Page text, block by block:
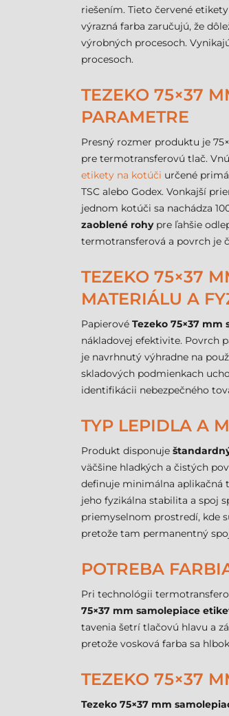
riešením. Tieto červené
výrazná farba zaručujú, že
výrobných procesoch.
procesoch.
TEZEKO 75×37
PARAMETRE
Presný rozmer produktu je
pre termotransferovú tlač.
etikety na kotúči určené
TSC alebo Godex. Vonkajší
jednom kotúči sa nachádza
zaoblené rohypre ľahšie
termotransferová a povrch je
TEZEKO 75×37
MATERIÁLU A
Papierové Tezeko 75×37
nákladovej efektivite. Povrch
je navrhnutý výhradne na
skladových podmienkach
identifikácii nebezpečného
TYP LEPIDLA A
Produkt disponuje
väčšine hladkých a čistých
definuje minimálna aplikačná
jeho fyzikálna stabilita a spoj
priemyselnom prostredí, kde
pretože tam permanentný
POTREBA
Pri technológii
75×37 mm samolepiace
tavenia šetrí tlačovú hlavu a
pretože vosková farba sa
TEZEKO 75×37
Tezeko 75×37 mm